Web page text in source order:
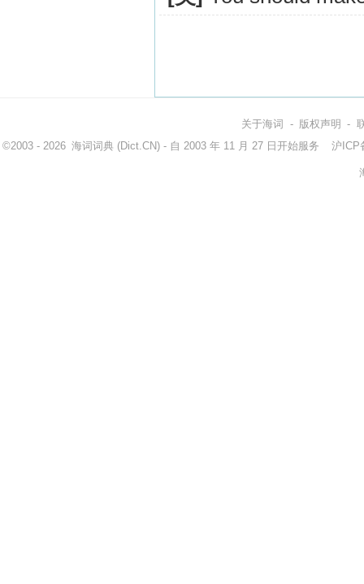
关于海词 - 版权声明 -
©2003 - 2026 海词词典 (Dict.CN) - 自 2003 年 11 月 27 日开始服务 沪ICP